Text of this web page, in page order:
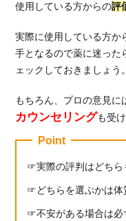
使用している方からの評
実際に使用している方か
手となるので薬に迷った
ェックしておきましょう。
もちろん、プロの意見に
カウンセリングも受
Point
実際の評判はどちら
どちらを選ぶかは
不安がある場合は必